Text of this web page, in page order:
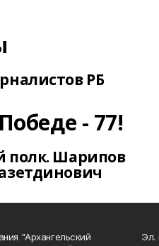
РБ
- 77!
полк. Шарипов
"Архангельский
Эл.